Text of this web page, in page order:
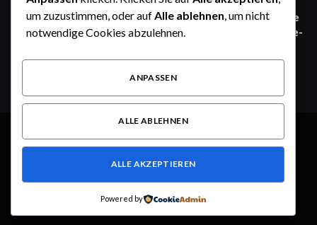
Zaunfelder von WIŚNIOWSKI – robuste
Systemlösungen für moderne Industrie-
© 2026 Alle Rechte vorbehalten.Heute im Fokus
Haftung für Inhalte
Datenschutzerklärung
um zuzustimmen, oder aufAlle ablehnen, um nicht
notwendige Cookies abzulehnen.
ANPASSEN
ALLE ABLEHNEN
ALLE AKZEPTIEREN
Powered by